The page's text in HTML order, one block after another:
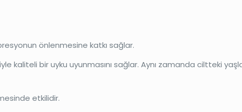
önlenmesine katkı sağlar.
kaliteli bir uyku uyunmasını sağlar. Aynı zamanda ciltteki
etkilidir.